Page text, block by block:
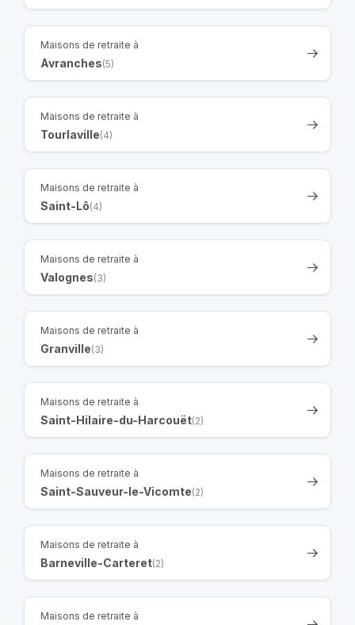
Maisons de retraite à
Avranches(5)
Maisons de retraite à
Tourlaville(4)
Maisons de retraite à
Saint-Lô(4)
Maisons de retraite à
Valognes(3)
Maisons de retraite à
Granville(3)
Maisons de retraite à
Saint-Hilaire-du-Harcouët(2)
Maisons de retraite à
Saint-Sauveur-le-Vicomte(2)
Maisons de retraite à
Barneville-Carteret(2)
Maisons de retraite à